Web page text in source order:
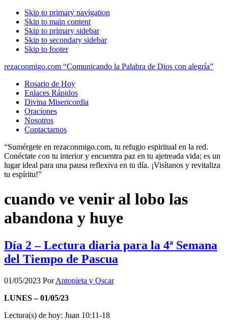
Skip to primary navigation
Skip to main content
Skip to primary sidebar
Skip to secondary sidebar
Skip to footer
rezaconmigo.com “Comunicando la Palabra de Dios con alegría”
Rosario de Hoy
Enlaces Rápidos
Divina Misericordia
Oraciones
Nosotros
Contactarnos
“Sumérgete en rezaconmigo.com, tu refugio espiritual en la red.
Conéctate con tu interior y encuentra paz en tu ajetreada vida; es un
lugar ideal para una pausa reflexiva en tu día. ¡Visítanos y revitaliza
tu espíritu!”
cuando ve venir al lobo las
abandona y huye
Día 2 – Lectura diaria para la 4ª Semana
del Tiempo de Pascua
01/05/2023 PorAntonieta y Oscar
LUNES – 01/05/23
Lectura(s) de hoy: Juan 10:11-18